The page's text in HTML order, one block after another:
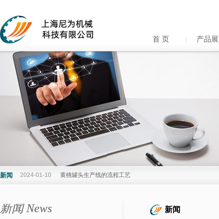
首 页 产品
新闻 2024-01-10 黄桃罐头生产线的流程工艺
新闻 News 新闻